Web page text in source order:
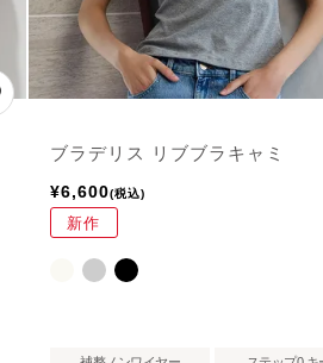
ブラデリス リブブラキャミ
¥6,600 税込
新作